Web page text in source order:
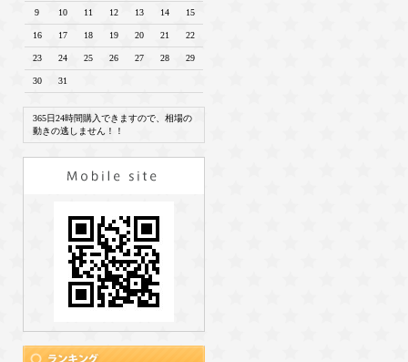
9 10 11 12 13 14 15
16 17 18 19 20 21 22
23 24 25 26 27 28 29
30 31
365日24時間購入できますので、相場の
動きの逃しません！！